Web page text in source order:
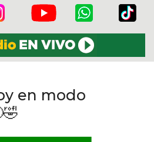
en modo